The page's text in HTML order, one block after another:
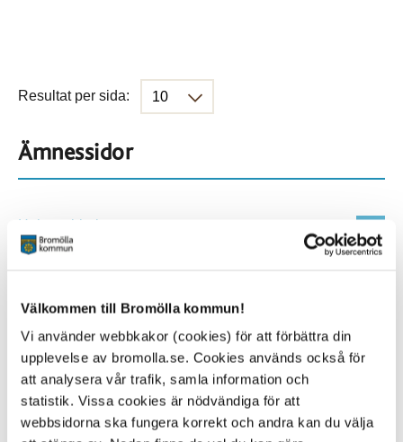
Välkommen till Bromölla kommun!
Vi använder webbkakor (cookies) för att förbättra din
upplevelse av bromolla.se. Cookies används också för
att analysera vår trafik, samla information och
statistik. Vissa cookies är nödvändiga för att
webbsidorna ska fungera korrekt och andra kan du välja
Resultat per sida:
Ämnessidor
Hela webbplatsen
1645
Alla platser